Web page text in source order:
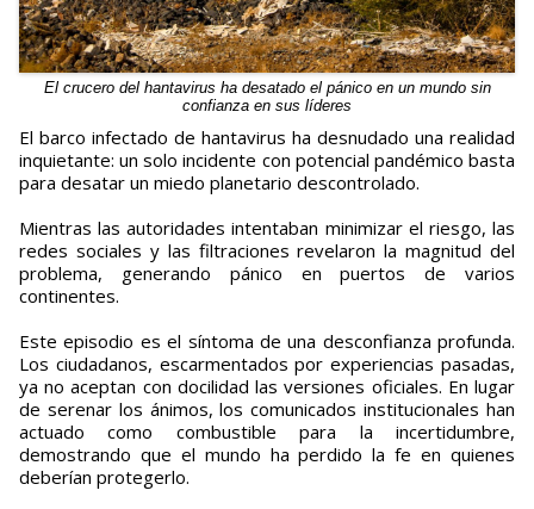
El crucero del hantavirus ha desatado el pánico en un mundo sin
confianza en sus líderes
El barco infectado de hantavirus ha desnudado una realidad
inquietante: un solo incidente con potencial pandémico basta
para desatar un miedo planetario descontrolado.
Mientras las autoridades intentaban minimizar el riesgo, las
redes sociales y las filtraciones revelaron la magnitud del
problema, generando pánico en puertos de varios
continentes.
Este episodio es el síntoma de una desconfianza profunda.
Los ciudadanos, escarmentados por experiencias pasadas,
ya no aceptan con docilidad las versiones oficiales. En lugar
de serenar los ánimos, los comunicados institucionales han
actuado como combustible para la incertidumbre,
demostrando que el mundo ha perdido la fe en quienes
deberían protegerlo.